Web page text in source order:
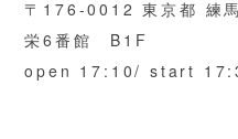
〒176-0012 東京都 練
栄6番館 B1F
open 17:10/ start